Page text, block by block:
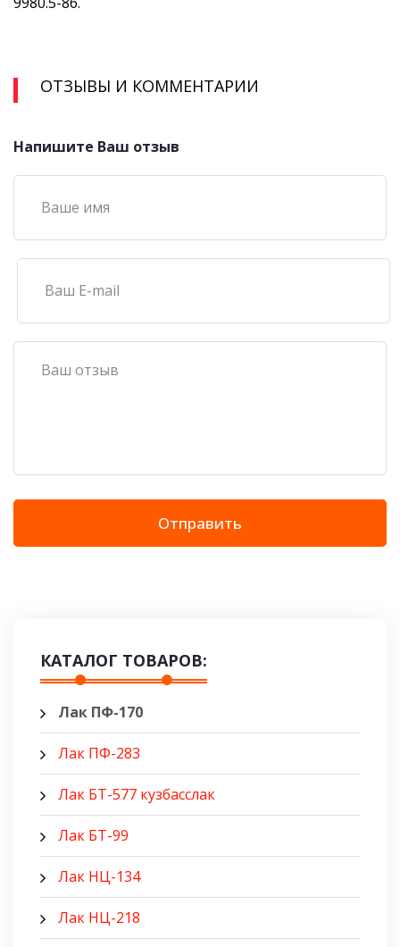
ОТЗЫВЫ И КОММЕНТАРИИ
Напишите Ваш отзыв
Отправить
КАТАЛОГ ТОВАРОВ:
Лак ПФ-170
Лак ПФ-283
Лак БТ-577 кузбасслак
Лак БТ-99
Лак НЦ-134
Лак НЦ-218